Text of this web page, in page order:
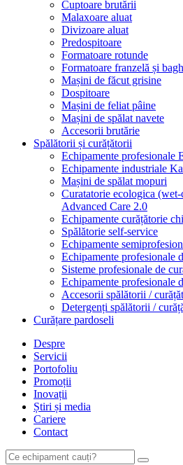
Cuptoare brutării
Malaxoare aluat
Divizoare aluat
Predospitoare
Formatoare rotunde
Formatoare franzelă și
Mașini de făcut grisine
Dospitoare
Mașini de feliat pâine
Mașini de spălat navete
Accesorii brutărie
Spălătorii și curățătorii
Echipamente profesionale
Echipamente industriale
Mașini de spălat mopuri
Curatatorie ecologica
Advanced Care 2.0
Echipamente curățătorie
Spălătorie self-service
Echipamente
Echipamente profesionale
Sisteme profesionale de
Echipamente profesionale
Accesorii spălătorii /
Detergenți spălătorii /
Curățare pardoseli
Despre
Servicii
Portofoliu
Promoții
Inovații
Știri și media
Cariere
Contact